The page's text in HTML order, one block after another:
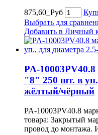
875,60_Руб
Выбрать для
Добавить в Личный
PA-
"8" 250 шт. в
жёлтый/чёрный
PA-10003PV40.8
товара: Закрытый
провод до монтажа.